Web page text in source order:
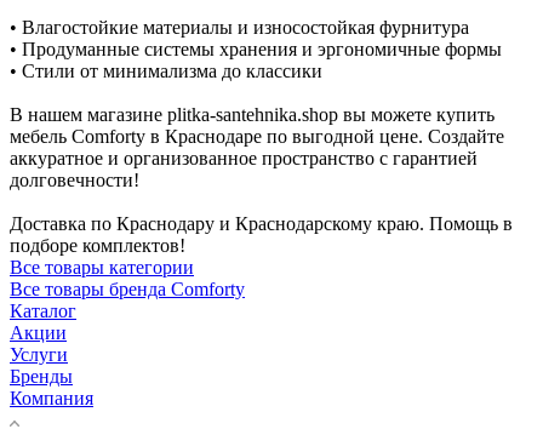
• Влагостойкие материалы и износостойкая фурнитура
• Продуманные системы хранения и эргономичные формы
• Стили от минимализма до классики
В нашем магазине plitka-santehnika.shop вы можете купить
мебель Comforty в Краснодаре по выгодной цене. Создайте
аккуратное и организованное пространство с гарантией
долговечности!
Доставка по Краснодару и Краснодарскому краю. Помощь в
подборе комплектов!
Все товары категории
Все товары бренда Comforty
Каталог
Акции
Услуги
Бренды
Компания